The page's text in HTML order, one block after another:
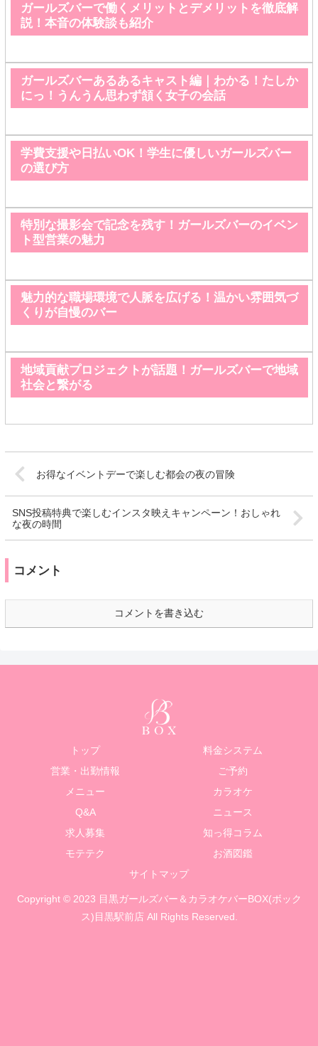
ガールズバーで働くメリットとデメリットを徹底解
説！本音の体験談も紹介
ガールズバーあるあるキャスト編｜わかる！たしか
にっ！うんうん思わず頷く女子の会話
学費支援や日払いOK！学生に優しいガールズバー
の選び方
特別な撮影会で記念を残す！ガールズバーのイベン
ト型営業の魅力
魅力的な職場環境で人脈を広げる！温かい雰囲気づ
くりが自慢のバー
地域貢献プロジェクトが話題！ガールズバーで地域
社会と繋がる
お得なイベントデーで楽しむ都会の夜の冒険
SNS投稿特典で楽しむインスタ映えキャンペーン！おしゃれ
な夜の時間
コメント
コメントを書き込む
トップ
料金システム
営業・出勤情報
ご予約
メニュー
カラオケ
Q&A
ニュース
求人募集
知っ得コラム
モテテク
お酒図鑑
サイトマップ
Copyright © 2023 目黒ガールズバー＆カラオケバーBOX(ボック
ス)目黒駅前店 All Rights Reserved.